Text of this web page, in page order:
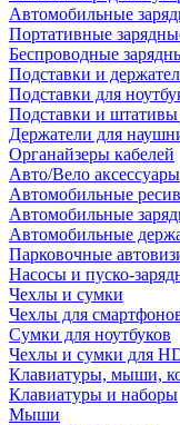
Автомобильные
Портативные
Беспроводные
Подставки и
Подставки для
Подставки и штативы
Держатели для
Органайзеры кабелей
Авто/Вело аксессуары
Автомобильные
Автомобильные
Автомобильные
Парковочные
Насосы и пуско-
Чехлы и сумки
Чехлы для
Сумки для ноутбуков
Чехлы и сумки для
Клавиатуры, мыши,
Клавиатуры и наборы
Мыши